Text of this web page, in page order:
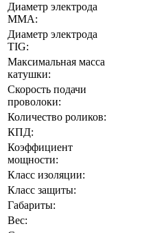
Диаметр электрода
MMA:
Диаметр электрода
TIG:
Максимальная масса
катушки:
Скорость подачи
проволоки:
Количество роликов:
КПД:
Коэффициент
мощности:
Класс изоляции:
Класс защиты:
Габариты:
Вес: